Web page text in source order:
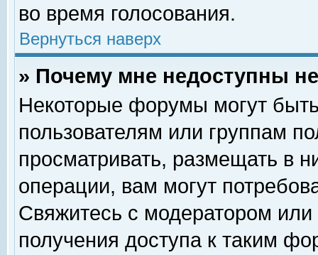
во время голосования.
Вернуться наверх
» Почему мне недоступны
Некоторые форумы могут
пользователям или группам
просматривать, размещать в
операции, вам могут
Свяжитесь с модератором
получения доступа к таким